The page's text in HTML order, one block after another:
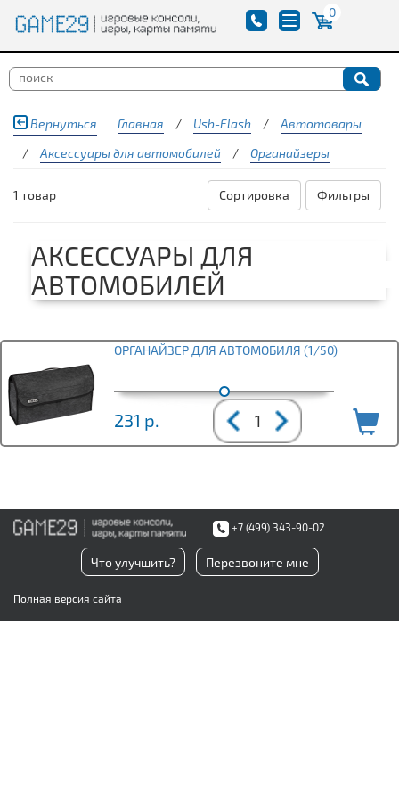
0
Вернуться Главная / Usb-Flash /
Автотовары
/
Аксессуары для автомобилей / Органайзеры
1 товар Фильтры
Сортировка
АКСЕССУАРЫ ДЛЯ
АВТОМОБИЛЕЙ
ОРГАНАЙЗЕР ДЛЯ АВТОМОБИЛЯ (1/50)
231 р.
+7 (499) 343-90-02
Что улучшить? Перезвоните мне
Полная версия сайта